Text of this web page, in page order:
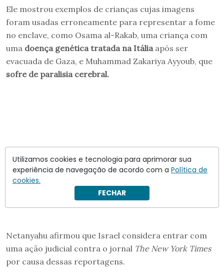
Ele mostrou exemplos de crianças cujas imagens
foram usadas erroneamente para representar a fome
no enclave, como Osama al-Rakab, uma criança com
uma doença genética tratada na Itáliaapós ser
evacuada de Gaza, e Muhammad Zakariya Ayyoub, que
sofre de paralisia cerebral.
Netanyahu afirmou que Israel considera entrar com
uma ação judicial contra o jornal The New York Times
por causa dessas reportagens.
Utilizamos cookies e tecnologia para aprimorar sua
experiência de navegação de acordo com a Política de
cookies.
FECHAR